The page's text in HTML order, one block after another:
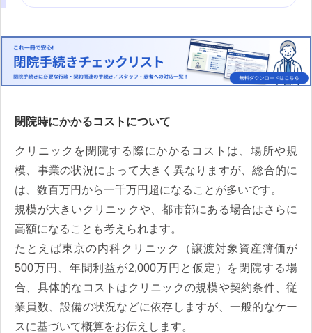
閉院時にかかるコストについて
クリニックを閉院する際にかかるコストは、場所や規
模、事業の状況によって大きく異なりますが、総合的に
は、数百万円から一千万円超になることが多いです。
規模が大きいクリニックや、都市部にある場合はさらに
高額になることも考えられます。
たとえば東京の内科クリニック（譲渡対象資産簿価が
500万円、年間利益が2,000万円と仮定）を閉院する場
合、具体的なコストはクリニックの規模や契約条件、従
業員数、設備の状況などに依存しますが、一般的なケー
スに基づいて概算をお伝えします。